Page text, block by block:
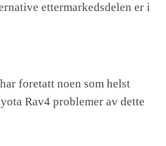
ettermarkedsdelen er i
foretatt noen som helst
Rav4 problemer av dette